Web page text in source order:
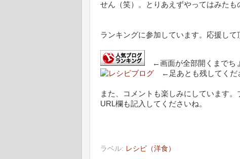
せん（笑）。とりあえずやってはみた
ランキングに参加しています。応援して
←画面が全部開くまでち
←足あとも残してくだ
また、コメントも楽しみにしています
URL欄も記入してくださいね。
ラベル: レシピ（洋食）